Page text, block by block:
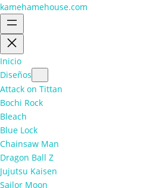
kamehamehouse.com
Inicio
Diseños
Attack on Tittan
Bochi Rock
Bleach
Blue Lock
Chainsaw Man
Dragon Ball Z
Jujutsu Kaisen
Sailor Moon